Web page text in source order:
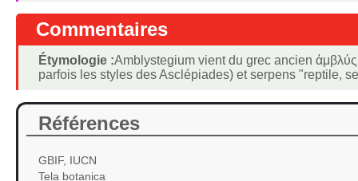
Commentaires
Étymologie :Amblystegium vient du grec ancien
parfois les styles des Asclépiades) et serpens "reptile,
Références
GBIF, IUCN
Tela botanica